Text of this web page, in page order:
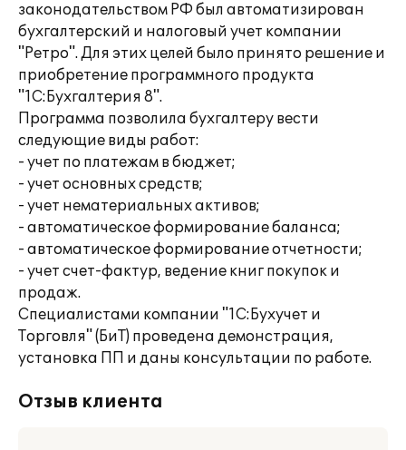
законодательством РФ был автоматизирован
бухгалтерский и налоговый учет компании
"Ретро". Для этих целей было принято решение и
приобретение программного продукта
"1С:Бухгалтерия 8".
Программа позволила бухгалтеру вести
следующие виды работ:
- учет по платежам в бюджет;
- учет основных средств;
- учет нематериальных активов;
- автоматическое формирование баланса;
- автоматическое формирование отчетности;
- учет счет-фактур, ведение книг покупок и
продаж.
Специалистами компании "1С:Бухучет и
Торговля" (БиТ) проведена демонстрация,
установка ПП и даны консультации по работе.
Отзыв клиента